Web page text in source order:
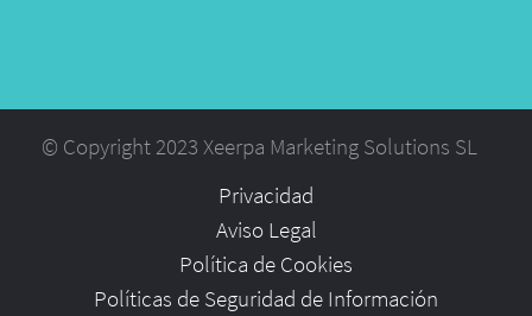
© Copyright 2023 Xeerpa Marketing Solutions SL
Privacidad
Aviso Legal
Política de Cookies
Políticas de Seguridad de Información